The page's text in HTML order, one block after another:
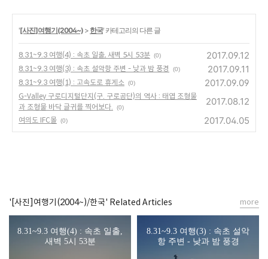
'[사진]여행기(2004~) > 한국' 카테고리의 다른 글
8.31~9.3 여행(4) : 속초 일출, 새벽 5시 53분 (0) 2017.09.12
8.31~9.3 여행(3) : 속초 설악항 주변 - 낮과 밤 풍경 (0) 2017.09.11
8.31~9.3 여행(1) : 고속도로 휴게소 (0) 2017.09.09
G-Valley 구로디지털단지(구. 구로공단)의 역사 : 태엽 조형물
과 조형물 바닥 글귀를 찍어보다.
(0)
2017.08.12
여의도 IFC몰 (0) 2017.04.05
'[사진]여행기(2004~)/한국' Related Articles
8.31~9.3 여행(4) : 속초 일출,
새벽 5시 53분
8.31~9.3 여행(3) : 속초 설악
항 주변 - 낮과 밤 풍경
more